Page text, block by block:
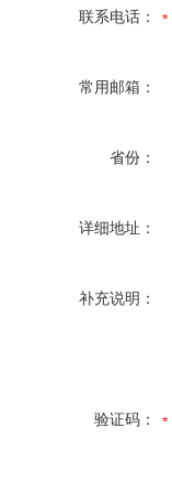
联系电话：
常用邮箱：
省份：
详细地址：
补充说明：
验证码：